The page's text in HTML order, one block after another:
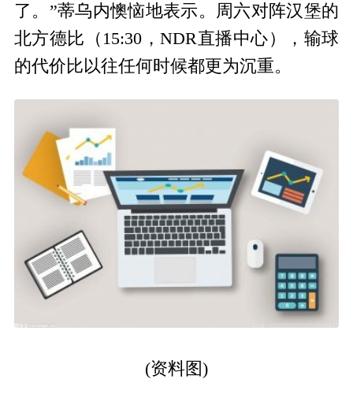
了。”蒂乌内懊恼地表示。周六对阵汉堡的
北方德比（15:30，NDR直播中心），输球
的代价比以往任何时候都更为沉重。
(资料图)